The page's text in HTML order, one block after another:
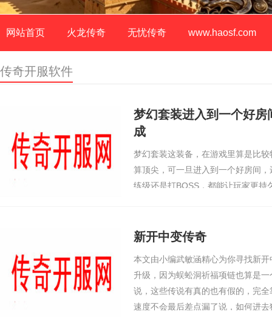
网站首页 火龙传奇 无忧传奇 www.haosf.com
传奇开服软件
梦幻套装进入到一个好
成
梦幻套装这装备，在游戏里算是比
算顶尖，可一旦进入到一个好房间
练级还是打BOSS，都能让玩家更持
原本放十次冰咆哮…
新开中变传奇
本文由小编武敏涵精心为你寻找新
升级，因为蜈蚣洞祈福项链也算是
说，这些传说有真的也有假的，完
速度不会最后差点漏了说，如何进